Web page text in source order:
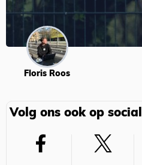
Floris Roos
Volg ons ook op social